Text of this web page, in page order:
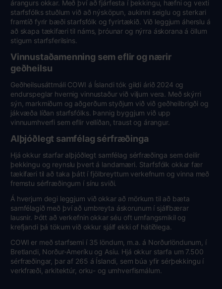
árangurs okkar. Með því að fjárfesta í þekkingu, hæfni og vexti
starfsfólks stuðlum við að nýsköpun, aukinni seiglu og sterkari
framtíð fyrir bæði starfsfólk og fyrirtækið. Við leggjum áherslu á
að skapa tækifæri til náms, þróunar og nýrra áskorana á öllum
stigum starfsferilsins.
Vinnustaðamenning sem eflir og nærir
geðheilsu
Geðheilsusáttmáli COWI á Íslandi tók gildi árið 2024 og
endurspeglar hvernig vinnustaður við viljum vera. Með skýrri
sýn, markmiðum og aðgerðum styðjum við við geðheilbrigði og
jákvæða líðan starfsfólks. Þannig byggjum við upp
vinnuumhverfi sem eflir vellíðan, traust og árangur.
Alþjóðlegt samfélag sérfræðinga
Hjá okkur starfar alþjóðlegt samfélag sérfræðinga sem deilir
þekkingu og reynslu þvert á landamæri. Starfsfólk okkar fær
tækifæri til að taka þátt í fjölbreyttum verkefnum og vinna með
fremstu sérfræðingum í sínu sviði.
Á hverjum degi leggjum við okkar að mörkum til að bæta
samfélagið með því að umbreyta áskorunum í sjálfbærar
lausnir. Þótt að verkefnin okkar séu oft umfangsmikil og
krefjandi þá tökum við okkur sjálf ekki of hátíðlega.
COWI er með starfsemi í 35 löndum, m.a. á Norðurlöndunum, í
Bretlandi, Norður-Ameríku og Asíu. Hjá okkur starfa um 7.500
sérfræðingar, þar af 265 á Íslandi, sem búa yfir sérþekkingu í
verkfræði, arkitektúr, orku- og umhverfismálum.